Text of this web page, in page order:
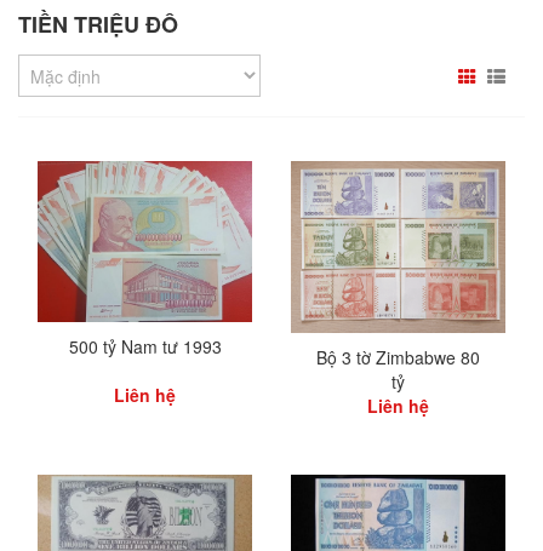
TIỀN TRIỆU ĐÔ
500 tỷ Nam tư 1993
Liên hệ
Bộ 3 tờ Zimbabwe 80
tỷ
Liên hệ